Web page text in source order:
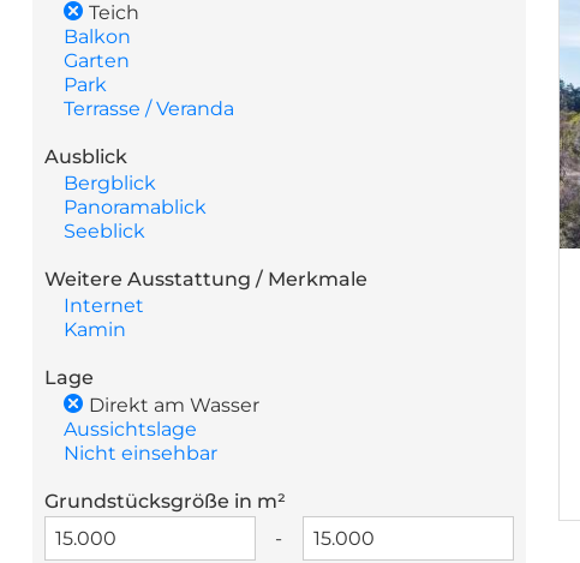
Teich
Balkon
Garten
Park
Terrasse / Veranda
Ausblick
Bergblick
Panoramablick
Seeblick
Weitere Ausstattung / Merkmale
Internet
Kamin
Lage
Direkt am Wasser
Aussichtslage
Nicht einsehbar
Grundstücksgröße in m²
-